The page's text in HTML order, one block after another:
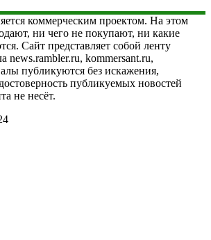
коммерческим проектом. На этом
ни чего не покупают, ни какие
Сайт представляет собой ленту
news.rambler.ru, kommersant.ru,
публикуются без искажения,
публикуемых новостей
не несёт.